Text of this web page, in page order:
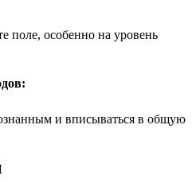
поле, особенно на уровень
и вписываться в общую